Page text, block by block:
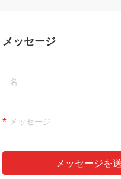
メッセージ
メッセージを